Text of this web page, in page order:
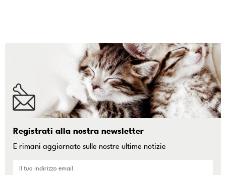
Registrati alla nostra newsletter
E rimani aggiornato sulle nostre ultime notizie